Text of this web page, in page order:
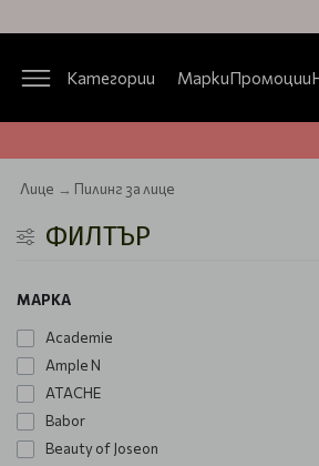
Категории МаркиПромоции
Лице Пилинг за лице
ФИЛТЪР
МАРКА
Academie
Ample N
ATACHE
Babor
Beauty of Joseon